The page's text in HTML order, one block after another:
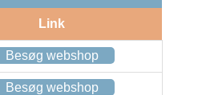
Link
Besøg webshop
Besøg webshop